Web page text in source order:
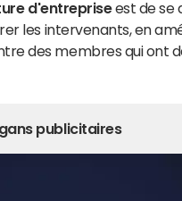
d'entrepriseest de se
les intervenants, en
des membres qui ont
publicitaires